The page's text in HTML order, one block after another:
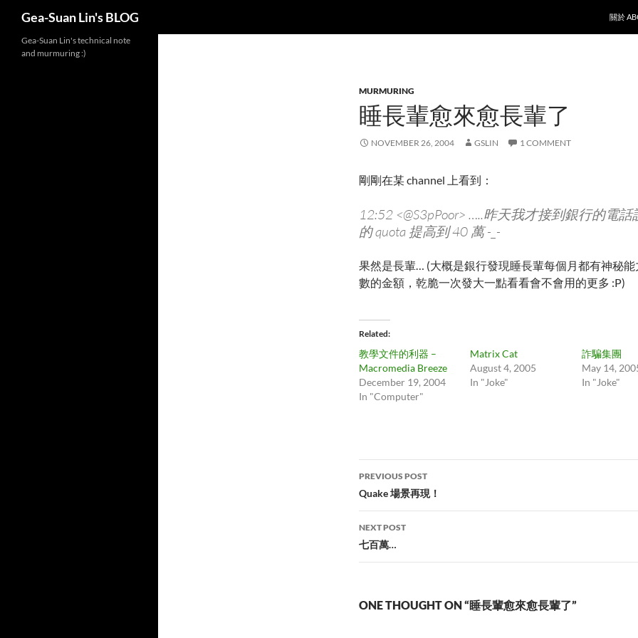
Gea-Suan Lin's BLOG
關於
MURMURING
睡長輩愈來愈長輩了
NOVEMBER 26, 2004 GSLIN 1 COMMENT
剛剛在某 channel 上看到：
12:52 <@S3pPoor> …..昨天我才接到銀行的電
的 quota 提高到 40 萬 -_-
果然是長輩… (大概是銀行發現睡長輩每個月都有神秘
數的金額，乾脆一次發大一點看看會不會用的更多 :P)
Related
教學文件的利器 –
Macromedia Breeze
December 19, 2004
In "Computer"
Matrix Cat
August 4, 2005
In "Joke"
詐騙集團
May 14,
In "Joke"
Post
navigation
PREVIOUS POST
Quake 場景再現！
NEXT POST
七百萬…
ONE THOUGHT ON “睡長輩愈來愈長輩了”
Gea-Suan Lin's technical note
and murmuring :)